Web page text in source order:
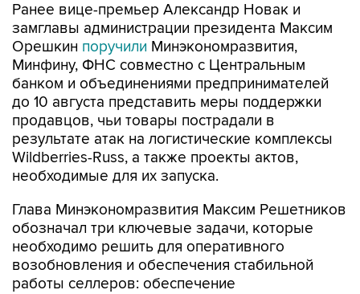
Ранее вице-премьер Александр Новак и
замглавы администрации президента Максим
Орешкин поручили Минэкономразвития,
Минфину, ФНС совместно с Центральным
банком и объединениями предпринимателей
до 10 августа представить меры поддержки
продавцов, чьи товары пострадали в
результате атак на логистические комплексы
Wildberries-Russ, а также проекты актов,
необходимые для их запуска.
Глава Минэкономразвития Максим Решетников
обозначал три ключевые задачи, которые
необходимо решить для оперативного
возобновления и обеспечения стабильной
работы селлеров: обеспечение